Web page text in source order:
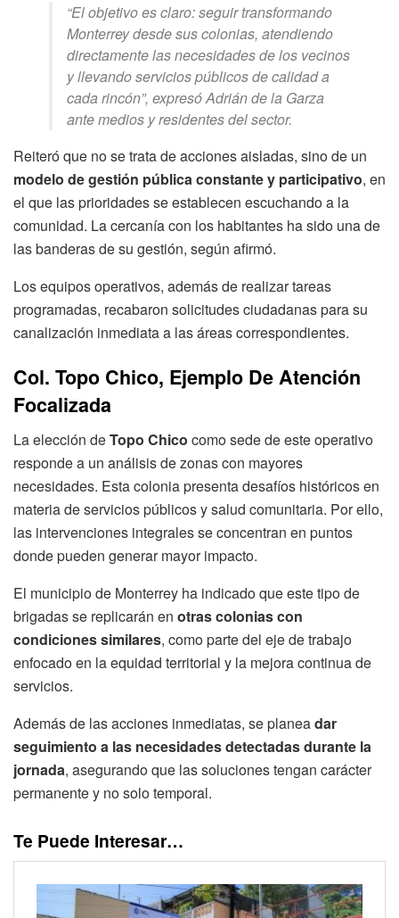
“El objetivo es claro: seguir transformando
Monterrey desde sus colonias, atendiendo
directamente las necesidades de los vecinos
y llevando servicios públicos de calidad a
cada rincón”, expresó Adrián de la Garza
ante medios y residentes del sector.
Reiteró que no se trata de acciones aisladas, sino de un
modelo de gestión pública constante y participativo, en
el que las prioridades se establecen escuchando a la
comunidad. La cercanía con los habitantes ha sido una de
las banderas de su gestión, según afirmó.
Los equipos operativos, además de realizar tareas
programadas, recabaron solicitudes ciudadanas para su
canalización inmediata a las áreas correspondientes.
Col. Topo Chico, Ejemplo De Atención
Focalizada
La elección deTopo Chico como sede de este operativo
responde a un análisis de zonas con mayores
necesidades. Esta colonia presenta desafíos históricos en
materia de servicios públicos y salud comunitaria. Por ello,
las intervenciones integrales se concentran en puntos
donde pueden generar mayor impacto.
El municipio de Monterrey ha indicado que este tipo de
brigadas se replicarán en otras colonias con
condiciones similares, como parte del eje de trabajo
enfocado en la equidad territorial y la mejora continua de
servicios.
Además de las acciones inmediatas, se planeadar
seguimiento a las necesidades detectadas durante la
jornada, asegurando que las soluciones tengan carácter
permanente y no solo temporal.
Te Puede Interesar…